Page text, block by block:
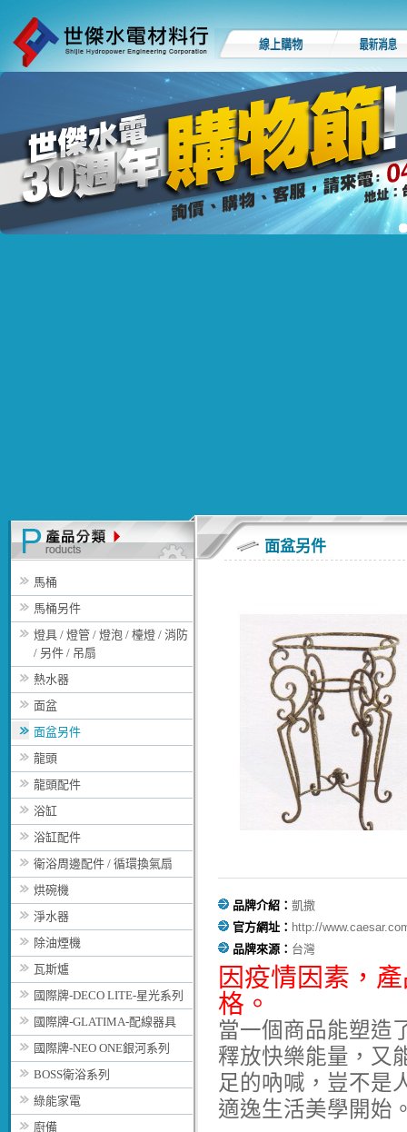
馬桶
馬桶另件
燈具 / 燈管 / 燈泡 / 檯燈 / 消防
/ 另件 / 吊扇
熱水器
面盆
面盆另件
龍頭
龍頭配件
浴缸
浴缸配件
衛浴周邊配件 / 循環換氣扇
烘碗機
淨水器
除油煙機
瓦斯爐
國際牌-DECO LITE-星光系列
國際牌-GLATIMA-配線器具
國際牌-NEO ONE銀河系列
BOSS衛浴系列
綠能家電
廚備
面盆另件
品牌介紹： 凱撒
官方網址： http://
品牌來源： 台灣
因疫情因素，
格。
當一個商品能塑造
釋放快樂能量，又
足的吶喊，豈不是
適逸生活美學開始